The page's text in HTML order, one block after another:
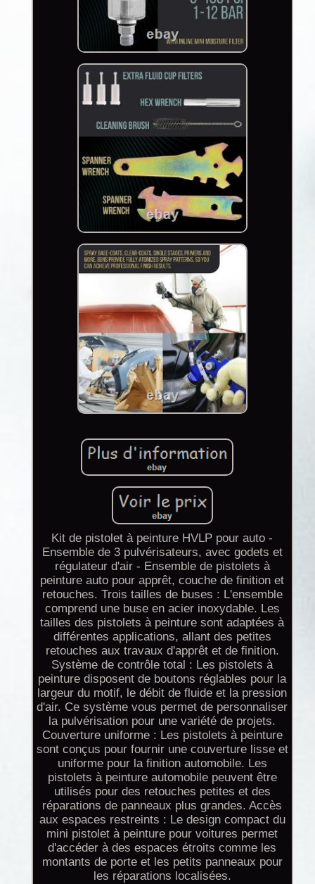
Kit de pistolet à peinture HVLP pour auto -
Ensemble de 3 pulvérisateurs, avec godets et
régulateur d'air - Ensemble de pistolets à
peinture auto pour apprêt, couche de finition et
retouches. Trois tailles de buses : L'ensemble
comprend une buse en acier inoxydable. Les
tailles des pistolets à peinture sont adaptées à
différentes applications, allant des petites
retouches aux travaux d'apprêt et de finition.
Système de contrôle total : Les pistolets à
peinture disposent de boutons réglables pour la
largeur du motif, le débit de fluide et la pression
d'air. Ce système vous permet de personnaliser
la pulvérisation pour une variété de projets.
Couverture uniforme : Les pistolets à peinture
sont conçus pour fournir une couverture lisse et
uniforme pour la finition automobile. Les
pistolets à peinture automobile peuvent être
utilisés pour des retouches petites et des
réparations de panneaux plus grandes. Accès
aux espaces restreints : Le design compact du
mini pistolet à peinture pour voitures permet
d'accéder à des espaces étroits comme les
montants de porte et les petits panneaux pour
les réparations localisées.